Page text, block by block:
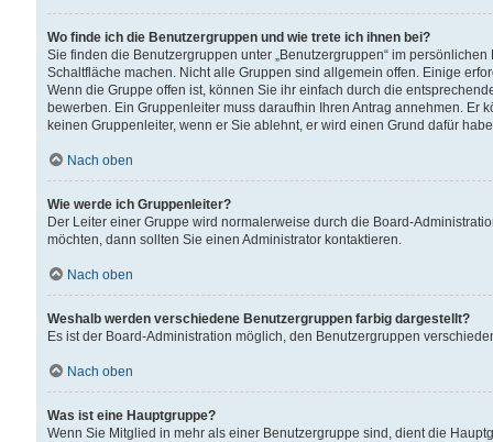
Wo finde ich die Benutzergruppen und wie trete ich ihnen bei?
Sie finden die Benutzergruppen unter „Benutzergruppen“ im
Schaltfläche machen. Nicht alle Gruppen sind allgemein offen. Einige
Wenn die Gruppe offen ist, können Sie ihr einfach durch die
bewerben. Ein Gruppenleiter muss daraufhin Ihren Antrag annehmen.
keinen Gruppenleiter, wenn er Sie ablehnt, er wird einen Grund dafür
Nach oben
Wie werde ich Gruppenleiter?
Der Leiter einer Gruppe wird normalerweise durch die Board-
möchten, dann sollten Sie einen Administrator kontaktieren.
Nach oben
Weshalb werden verschiedene Benutzergruppen farbig dargestellt?
Es ist der Board-Administration möglich, den Benutzergruppen
Nach oben
Was ist eine Hauptgruppe?
Wenn Sie Mitglied in mehr als einer Benutzergruppe sind, dient die